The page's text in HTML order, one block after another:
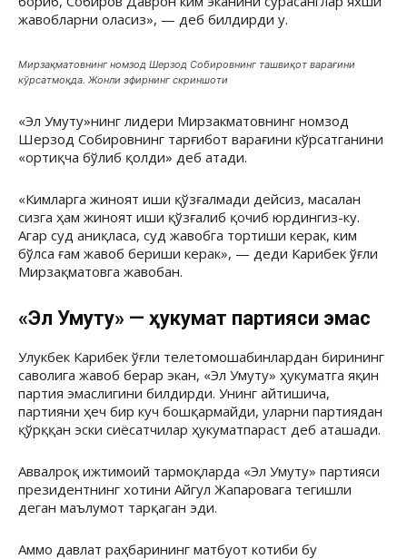
жавобларни оласиз», — деб билдирди у.
Мирзақматовнинг номзод Шерзод Собировнинг ташвиқот варағини
кўрсатмоқда. Жонли эфирнинг скриншоти
«Эл Умуту»нинг лидери Мирзакматовнинг номзод
Шерзод Собировнинг тарғибот варағини кўрсатганини
«ортиқча бўлиб қолди» деб атади.
«Кимларга жиноят иши қўзғалмади дейсиз, масалан
сизга ҳам жиноят иши қўзғалиб қочиб юрдингиз-ку.
Агар суд аниқласа, суд жавобга тортиши керак, ким
бўлса ғам жавоб бериши керак», — деди Карибек ўғли
Мирзақматовга жавобан.
«Эл Умуту» — ҳукумат партияси эмас
Улукбек Карибек ўғли телетомошабинлардан бирининг
саволига жавоб берар экан, «Эл Умуту» ҳукуматга яқин
партия эмаслигини билдирди. Унинг айтишича,
партияни ҳеч бир куч бошқармайди, уларни партиядан
қўрққан эски сиёсатчилар ҳукуматпараст деб аташади.
Аввалроқ ижтимоий тармоқларда «Эл Умуту» партияси
президентнинг хотини Айгул Жапаровага тегишли
деган маълумот тарқаган эди.
Аммо давлат раҳбарининг матбуот котиби бу